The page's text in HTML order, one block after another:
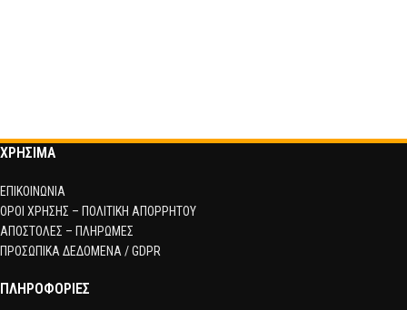
ΧΡΗΣΙΜΑ
ΕΠΙΚΟΙΝΩΝΙΑ
ΟΡΟΙ ΧΡΗΣΗΣ – ΠΟΛΙΤΙΚΗ ΑΠΟΡΡΗΤΟΥ
ΑΠΟΣΤΟΛΕΣ – ΠΛΗΡΩΜΕΣ
ΠΡΟΣΩΠΙΚΑ ΔΕΔΟΜΕΝΑ / GDPR
ΠΛΗΡΟΦΟΡΙΕΣ